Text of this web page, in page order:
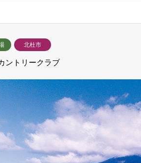
北杜市
ントリークラブ